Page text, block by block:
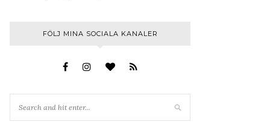
FÖLJ MINA SOCIALA KANALER